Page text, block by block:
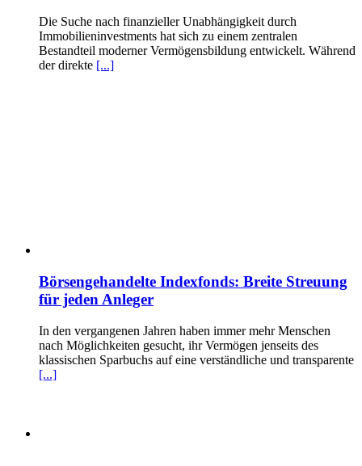
Die Suche nach finanzieller Unabhängigkeit durch
Immobilieninvestments hat sich zu einem zentralen
Bestandteil moderner Vermögensbildung entwickelt. Während
der direkte [...]
Börsengehandelte Indexfonds: Breite Streuung
für jeden Anleger
In den vergangenen Jahren haben immer mehr Menschen
nach Möglichkeiten gesucht, ihr Vermögen jenseits des
klassischen Sparbuchs auf eine verständliche und transparente
[...]